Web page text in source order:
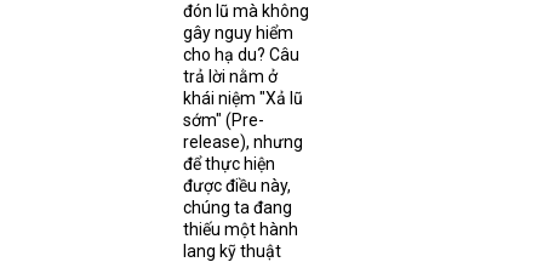
đón lũ mà không
gây nguy hiểm
cho hạ du? Câu
trả lời nằm ở
khái niệm "Xả lũ
sớm" (Pre-
release), nhưng
để thực hiện
được điều này,
chúng ta đang
thiếu một hành
lang kỹ thuật